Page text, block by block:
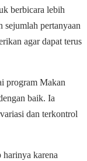
berbicara lebih
sejumlah pertanyaan
agar dapat terus
program Makan
baik. Ia
dan terkontrol
karena